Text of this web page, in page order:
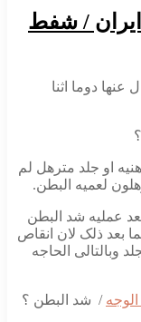
/ شفط
عنها دوما اثنا
او جلد مترهل لم
لعمیه البطن.
عملیه شد البطن
بعد ذلک لان انقاص
وبالتالی الحاجه
/ شد البطن ؟